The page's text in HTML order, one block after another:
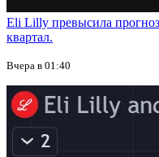
Eli Lilly превысила
квартал.
Вчера в 01:40